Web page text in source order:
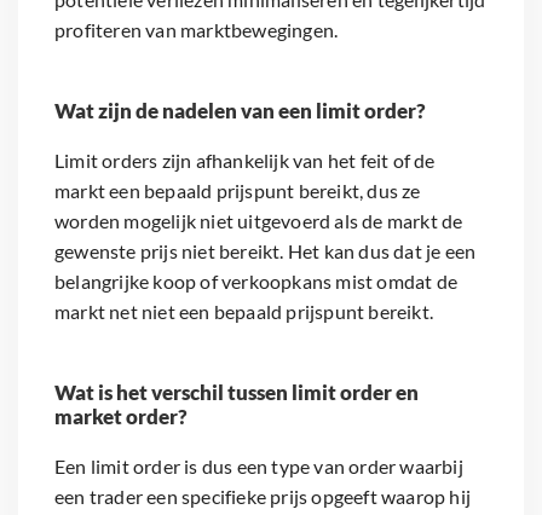
profiteren van marktbewegingen.
Wat zijn de nadelen van een limit order?
Limit orders zijn afhankelijk van het feit of de
markt een bepaald prijspunt bereikt, dus ze
worden mogelijk niet uitgevoerd als de markt de
gewenste prijs niet bereikt. Het kan dus dat je een
belangrijke koop of verkoopkans mist omdat de
markt net niet een bepaald prijspunt bereikt.
Wat is het verschil tussen limit order en
market order?
Een limit order is dus een type van order waarbij
een trader een specifieke prijs opgeeft waarop hij